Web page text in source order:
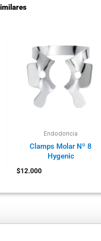
Endodoncia
Clamps Molar Nº 8
Hygenic
$12.000